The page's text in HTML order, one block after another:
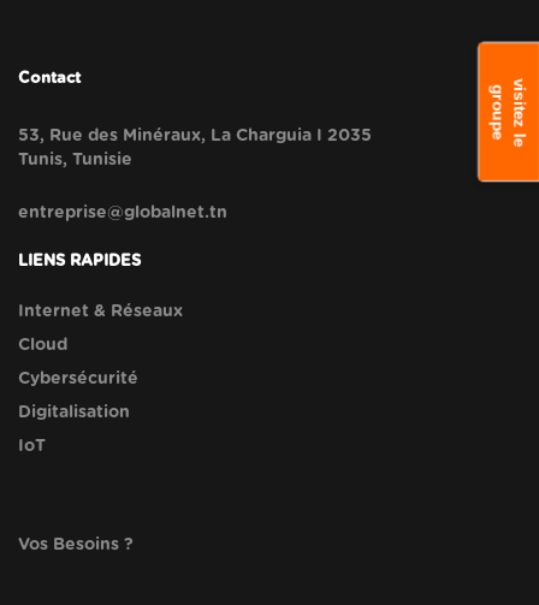
v
i s
i
t
e
z
l
e
g r
o
u
p
e
Contact
53, Rue des Minéraux, La Charguia I 2035
Tunis, Tunisie
entreprise@globalnet.tn
LIENS RAPIDES
Internet & Réseaux
Cloud
Cybersécurité
Digitalisation
IoT
Vos Besoins ?